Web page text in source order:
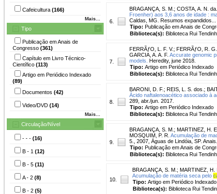
Cafeicultura (166)
Mais...
Tipo
Publicação em Anais de
Congresso (361)
Capítulo em Livro Técnico-
Científico (113)
Artigo em Periódico Indexado
(89)
Documentos (42)
Video/DVD (14)
Mais...
Circulação/Nível
- - - (16)
B - 1 (12)
B - 5 (11)
A - 2 (8)
B - 2 (5)
6.
BRAGANÇA, S. M. ; COSTA, A. N. da.
Froenher) aos 3,6 anos de idade :
Caldas, MG. Resumos
Tipo: Publicação em Anais de
Biblioteca(s): Biblioteca Rui
7.
FERRÃƒO, L. F. V.; FERRÃƒO, R. G.
GARCIA, A. A. F. Accurate genomic
models. Heredity, june 2018.
Tipo: Artigo em Periódico Indexado
Biblioteca(s): Biblioteca Rui
8.
BARONI, D. F. ; REIS, L. S. dos. ;
Ácido naftalenoacético associado à
289, abr./jun. 2017.
Tipo: Artigo em Periódico Indexado
Biblioteca(s): Biblioteca Rui
9.
BRAGANÇA, S. M. ; MARTINEZ, H.
MOSQUIM, P. R. Acumulação de
5., 2007, Águas de Lindóia, SP.
Tipo: Publicação em Anais de
Biblioteca(s): Biblioteca Rui
10.
BRAGANÇA, S. M. ; MARTINEZ, H.
Acumulação de matéria seca pelo
Tipo: Artigo em Periódico Indexado
Biblioteca(s): Biblioteca Rui